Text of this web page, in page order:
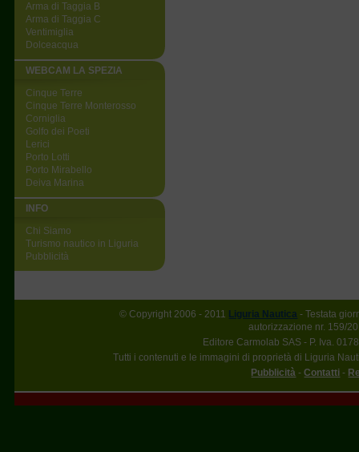
Arma di Taggia B
Arma di Taggia C
Ventimiglia
Dolceacqua
WEBCAM LA SPEZIA
Cinque Terre
Cinque Terre Monterosso
Corniglia
Golfo dei Poeti
Lerici
Porto Lotti
Porto Mirabello
Deiva Marina
INFO
Chi Siamo
Turismo nautico in Liguria
Pubblicità
© Copyright 2006 - 2011 Liguria Nautica - Testata
autorizzazione nr. 159/
Editore Carmolab SAS - P. Iva.
Tutti i contenuti e le immagini di proprietà di Liguria
Pubblicità -Contatti -